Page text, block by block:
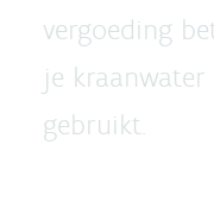
vergoeding
je
gebruikt.